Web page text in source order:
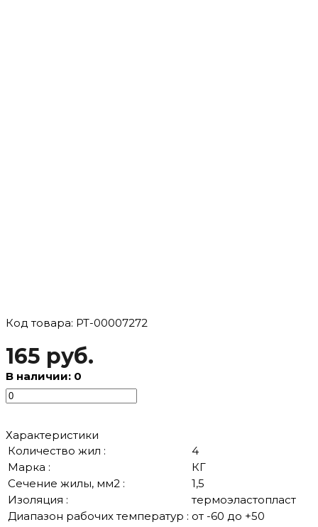
Код товара: РТ-00007272
165 руб.
В наличии: 0
Характеристики
Количество жил :
4
Марка :
КГ
Сечение жилы, мм2 :
1,5
Изоляция :
термоэластопласт
Диапазон рабочих температур : от -60 до +50